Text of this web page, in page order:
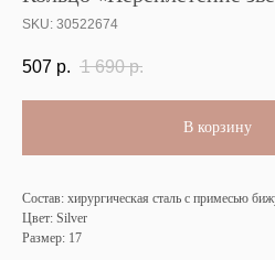
SKU: 30522674
507 р. 1 690 р.
В корзину
Состав: хирургическая сталь с примесью
Цвет: Silver
Размер: 17